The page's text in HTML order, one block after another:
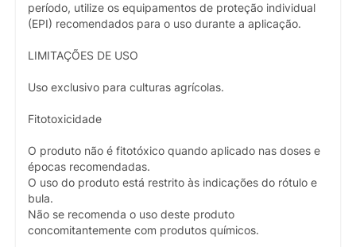
período, utilize os equipamentos de proteção individual
(EPI) recomendados para o uso durante a aplicação.
LIMITAÇÕES DE USO
Uso exclusivo para culturas agrícolas.
Fitotoxicidade
O produto não é fitotóxico quando aplicado nas doses e
épocas recomendadas.
O uso do produto está restrito às indicações do rótulo e
bula.
Não se recomenda o uso deste produto
concomitantemente com produtos químicos.